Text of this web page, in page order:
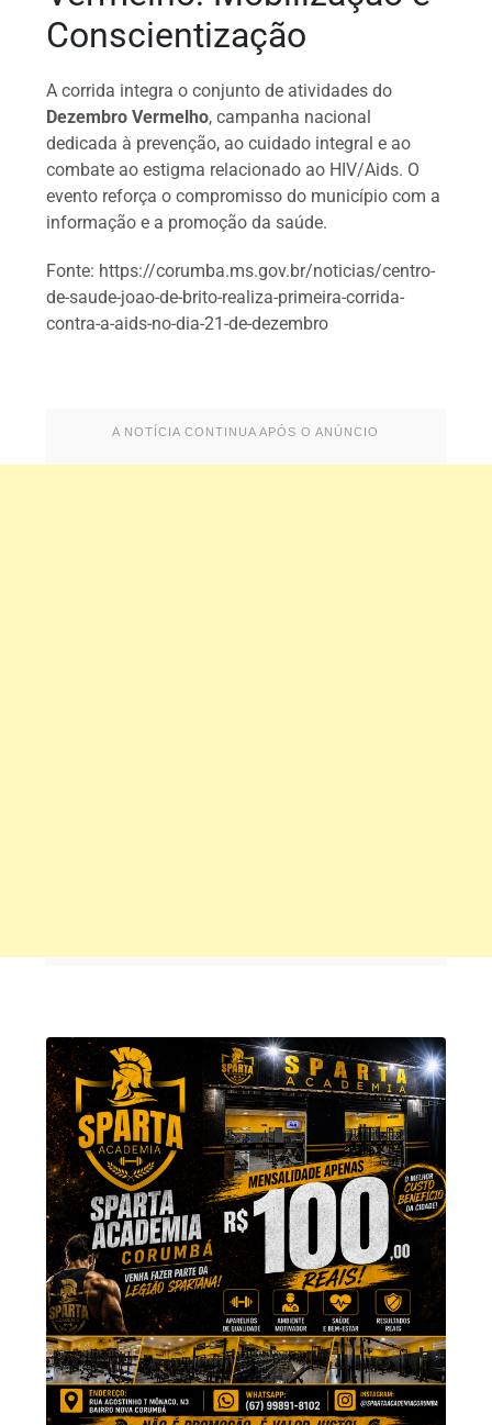
Conscientização
A corrida integra o conjunto de atividades do
Dezembro Vermelho, campanha nacional
dedicada à prevenção, ao cuidado integral e ao
combate ao estigma relacionado ao HIV/Aids. O
evento reforça o compromisso do município com a
informação e a promoção da saúde.
Fonte: https://corumba.ms.gov.br/noticias/centro-
de-saude-joao-de-brito-realiza-primeira-corrida-
contra-a-aids-no-dia-21-de-dezembro
A NOTÍCIA CONTINUA APÓS O ANÚNCIO